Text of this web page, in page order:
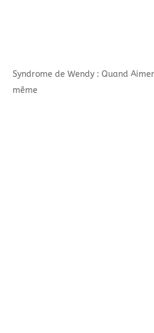
Syndrome de Wendy : Quand
même